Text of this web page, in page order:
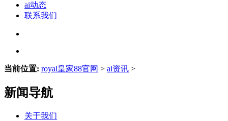
ai动态
联系我们
当前位置: royal皇家88官网 > ai资讯 >
新闻导航
关于我们